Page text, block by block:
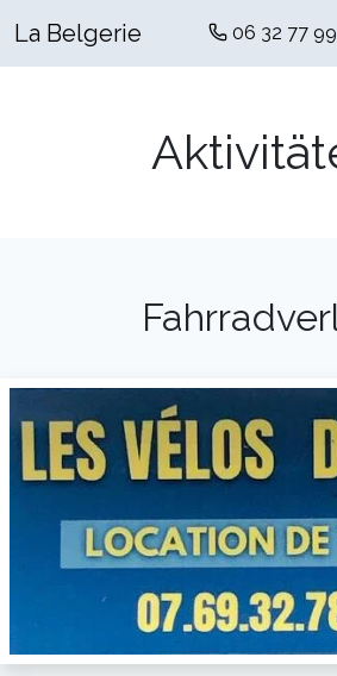
La Belgerie 06 32 77